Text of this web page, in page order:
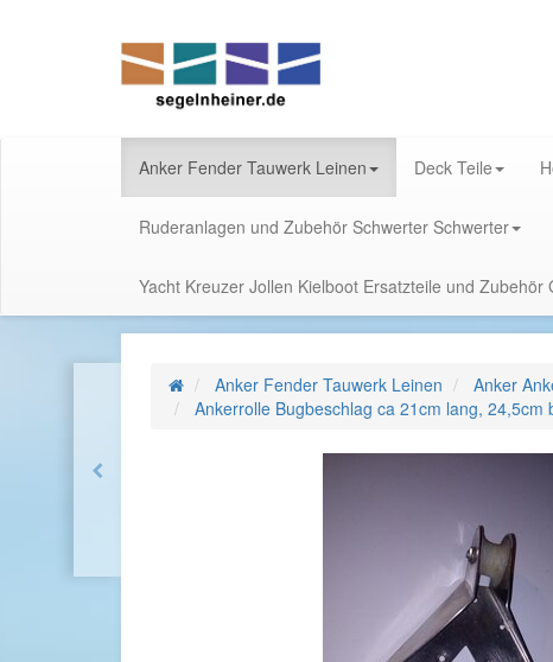
Anker Fender Tauwerk Leinen Deck Teile
Ruderanlagen und Zubehör Schwerter Schwerter
Yacht Kreuzer Jollen Kielboot Ersatzteile und Zubehör
Anker Fender Tauwerk Leinen
Anker
Ankerrolle Bugbeschlag ca 21cm lang, 24,5cm